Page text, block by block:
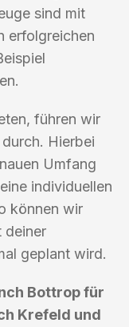
sind mit
erfolgreichen
führen wir
Hierbei
Umfang
individuellen
können wir
deiner
geplant wird.
Bottrop für
Krefeld und